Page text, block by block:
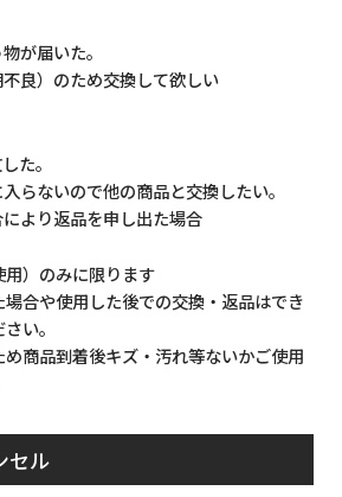
が届いた。
良）のため交換して欲しい
た。
らないので他の商品と交換したい。
より返品を申し出た場合
）のみに限ります
合や使用した後での交換・返品はでき
い。
商品到着後キズ・汚れ等ないかご使用
セル